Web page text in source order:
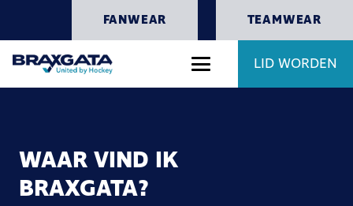
FANWEAR TEAMWEAR
LID WORDEN
WAAR VIND IK
BRAXGATA?